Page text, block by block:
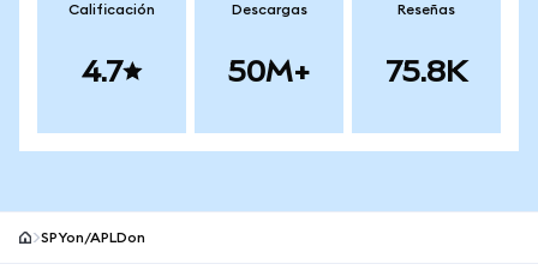
Calificación
4.7
Descargas
50M+
Reseñas
75.8K
SPYon/APLDon